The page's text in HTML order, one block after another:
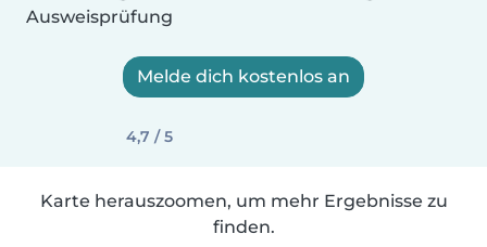
Ausweisprüfung
Melde dich kostenlos an
4,7 / 5
Karte herauszoomen, um mehr Ergebnisse zu
finden.